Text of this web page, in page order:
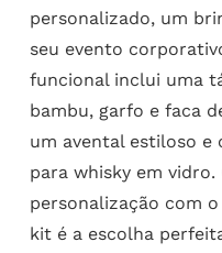
personalizado, um
seu evento
funcional inclui uma
bambu, garfo e faca
um avental estiloso e
para whisky em
personalização com
kit é a escolha